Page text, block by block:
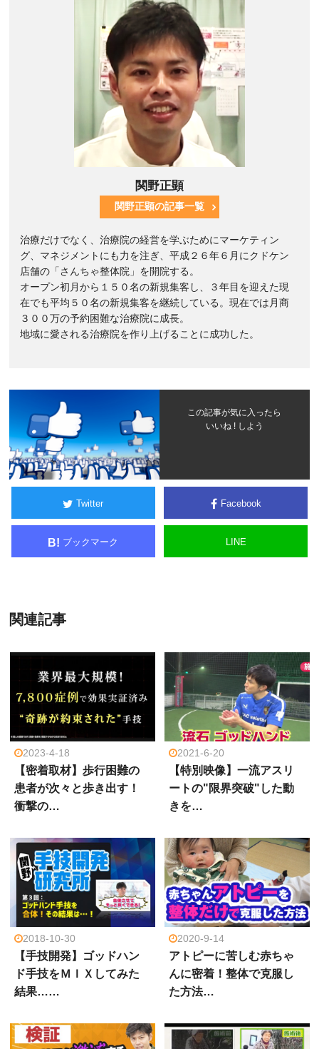
関野正顕
関野正顕の記事一覧
治療だけでなく、治療院の経営を学ぶためにマーケティン
グ、マネジメントにも力を注ぎ、平成２６年６月にクドケン
店舗の「さんちゃ整体院」を開院する。
オープン初月から１５０名の新規集客し、３年目を迎えた現
在でも平均５０名の新規集客を継続している。現在では月商
３００万の予約困難な治療院に成長。
地域に愛される治療院を作り上げることに成功した。
この記事が気に入ったら
いいね ! しよう
Twitter Facebook
B! ブックマーク LINE
関連記事
2023-4-18
【密着取材】歩行困難の
患者が次々と歩き出す！
衝撃の…
2021-6-20
【特別映像】一流アスリ
ートの"限界突破"した動
きを…
2018-10-30
【手技開発】ゴッドハン
ド手技をＭＩＸしてみた
結果……
2020-9-14
アトピーに苦しむ赤ちゃ
んに密着！整体で克服し
た方法…